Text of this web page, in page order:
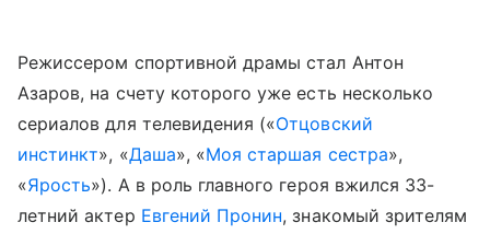
Режиссером спортивной драмы стал Антон
Азаров, на счету которого уже есть несколько
сериалов для телевидения («Отцовский
инстинкт», «Даша», «Моя старшая сестра»,
«Ярость»). А в роль главного героя вжился 33-
летний актер Евгений Пронин, знакомый зрителям